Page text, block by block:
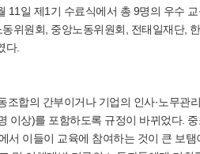
11일 제1기 수료식에서 총 9명의 우수
위원회, 중앙노동위원회, 전태일재단,
다.
조합의 간부이거나 기업의 인사·노무관
이상)를 포함하도록 규정이 바뀌었다.
서 이들이 교육에 참여하는 것이 큰 보